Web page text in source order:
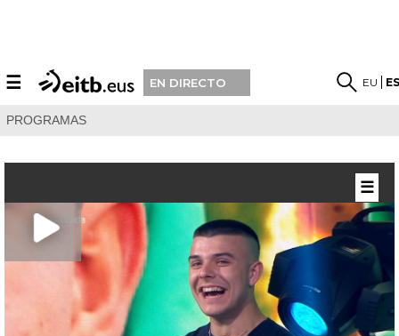
☰ EN DIRECTO EU
PROGRAMAS
☰